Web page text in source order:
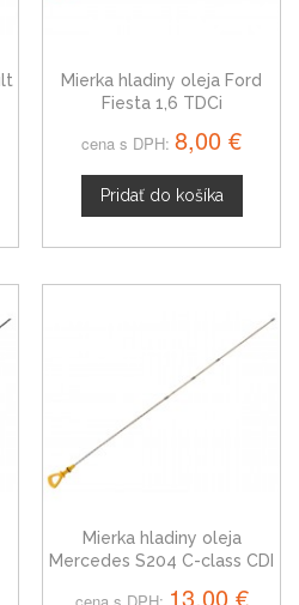
Mierka hladiny oleja Ford
Fiesta 1,6 TDCi
cena s DPH: 8,00 €
Pridať do košíka
Mierka hladiny oleja
Mercedes S204 C-class CDI
13,00 €